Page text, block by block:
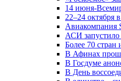
14 июня-
22–24 октября
Авиакомпания
АСИ
Более 70
В Афинах
В Госдуме
В День